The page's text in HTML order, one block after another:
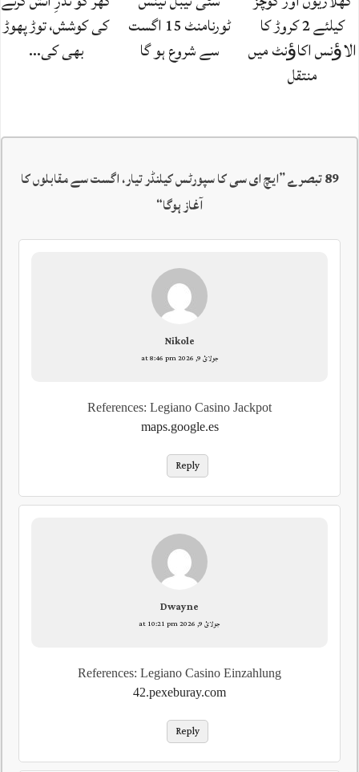
کیلئے 2 کروڑ کا
الاﺅنس اکاﺅنٹ میں
منتقل
ٹورنامنٹ 15 اگست
سے شروع ہو گا
کی کوشش، توڑ پھوڑ
بھی کی…
89 تبصرے ”
ایچ ای سی کا سپورٹس کیلنڈر تیار، اگست سے مقابلوں کا
آغاز ہوگا“
Nikole
جولائ 9, 2026 at 8:46 pm
References: Legiano Casino Jackpot
maps.google.es
Reply
Dwayne
جولائ 9, 2026 at 10:21 pm
References: Legiano Casino Einzahlung
42.pexeburay.com
Reply